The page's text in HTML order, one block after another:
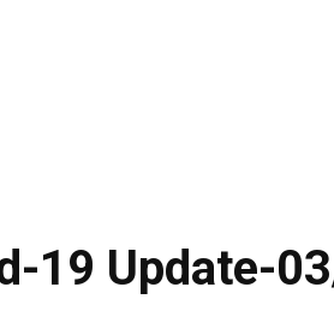
19 Update-